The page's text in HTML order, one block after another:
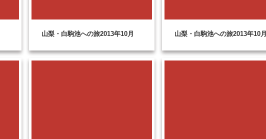
山梨・白駒池への旅2013年10月 山梨・白駒池への旅2013年10月